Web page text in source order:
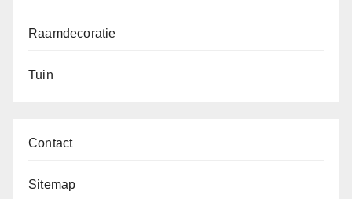
Raamdecoratie
Tuin
Contact
Sitemap